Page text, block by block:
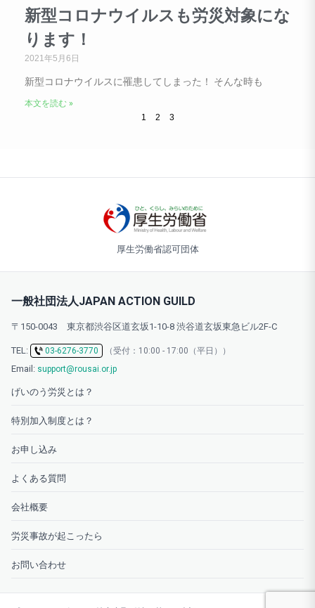
新型コロナウイルスも労災対象にな
ります！
2021年5月6日
新型コロナウイルスに罹患してしまった！ そんな時も
本文を読む »
1
2 3
厚生労働省認可団体
一般社団法人JAPAN ACTION GUILD
〒150-0043 東京都渋谷区道玄坂1-10-8 渋谷道玄坂東急ビル2F-C
TEL: 03-6276-3770 （受付：10:00 - 17:00（平日））
Email: support@rousai.or.jp
げいのう労災とは？
特別加入制度とは？
お申し込み
よくある質問
会社概要
労災事故が起こったら
お問い合わせ